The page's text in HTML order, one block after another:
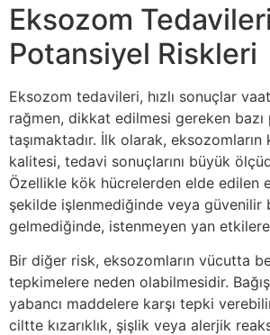
Eksozom
Potansiyel Riskleri
Eksozom tedavileri, hızlı sonuçlar
rağmen, dikkat edilmesi gereken
taşımaktadır. İlk olarak, eksozomların
kalitesi, tedavi sonuçlarını büyük
Özellikle kök hücrelerden elde edilen
şekilde işlenmediğinde veya güvenilir
gelmediğinde, istenmeyen yan
Bir diğer risk, eksozomların vücutta
tepkimelere neden olabilmesidir.
yabancı maddelere karşı tepki
ciltte kızarıklık, şişlik veya alerjik